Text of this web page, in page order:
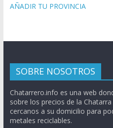
AÑADIR TU PROVINCIA
SOBRE NOSOTROS
Chatarrero.info es una web
sobre los precios de la
cercanos a su domicilio para
metales reciclables.